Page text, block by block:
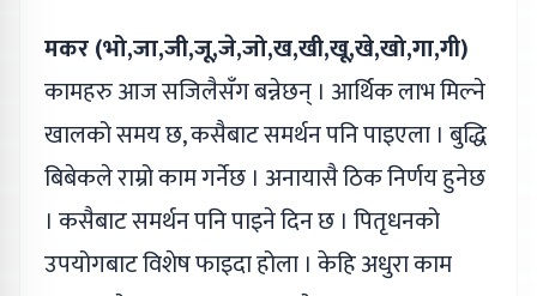
मकर (भो,जा,जी,जू,जे,जो,ख,खी,खू,खे,खो,गा,गी)
कामहरु आज सजिलैसँग बन्नेछन् । आर्थिक लाभ मिल्ने
खालको समय छ, कसैबाट समर्थन पनि पाइएला । बुद्धि
बिबेकले राम्रो काम गर्नेछ । अनायासै ठिक निर्णय हुनेछ
। कसैबाट समर्थन पनि पाइने दिन छ । पितृधनको
उपयोगबाट विशेष फाइदा होला । केहि अधुरा काम